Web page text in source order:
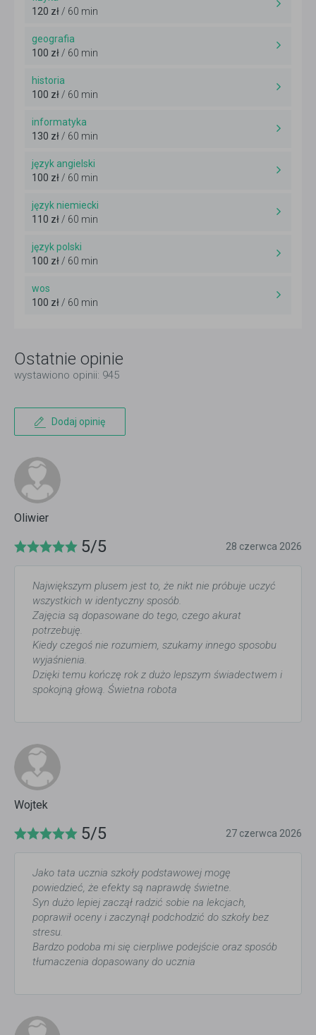
120 zł / 60 min
geografia
100 zł / 60 min
historia
100 zł / 60 min
informatyka
130 zł / 60 min
język angielski
100 zł / 60 min
język niemiecki
110 zł / 60 min
język polski
100 zł / 60 min
wos
100 zł / 60 min
Ostatnie opinie
wystawiono opinii: 945
Dodaj opinię
Oliwier
5/5 28 czerwca 2026
Największym plusem jest to, że nikt nie próbuje uczyć
wszystkich w identyczny sposób.
Zajęcia są dopasowane do tego, czego akurat
potrzebuję.
Kiedy czegoś nie rozumiem, szukamy innego sposobu
wyjaśnienia.
Dzięki temu kończę rok z dużo lepszym świadectwem i
spokojną głową. Świetna robota
Wojtek
5/5 27 czerwca 2026
Jako tata ucznia szkoły podstawowej mogę
powiedzieć, że efekty są naprawdę świetne.
Syn dużo lepiej zaczął radzić sobie na lekcjach,
poprawił oceny i zaczynął podchodzić do szkoły bez
stresu.
Bardzo podoba mi się cierpliwe podejście oraz sposób
tłumaczenia dopasowany do ucznia